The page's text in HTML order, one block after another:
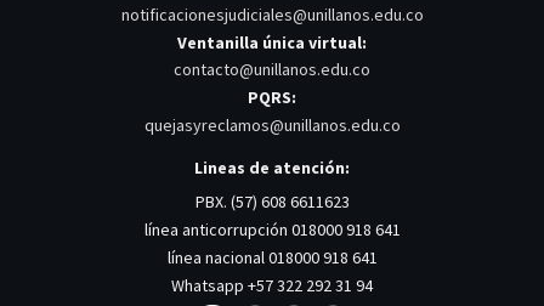
notificacionesjudiciales@unillanos.edu.co
Ventanilla única virtual:
contacto@unillanos.edu.co
PQRS:
quejasyreclamos@unillanos.edu.co
Lineas de atención:
PBX. (57) 608 6611623
línea anticorrupción 018000 918 641
línea nacional 018000 918 641
Whatsapp +57 322 292 31 94